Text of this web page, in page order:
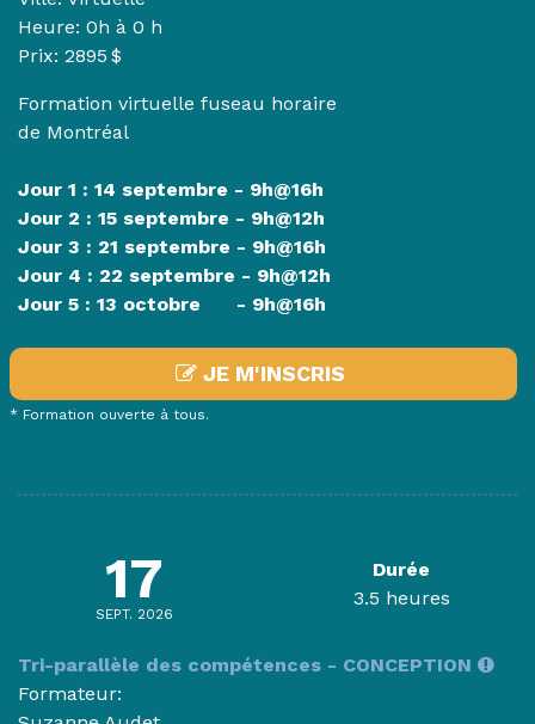
Heure: 0h à 0 h
Prix: 2895 $
Formation virtuelle fuseau horaire
de Montréal
Jour 1 : 14 septembre - 9h@16h
Jour 2 : 15 septembre - 9h@12h
Jour 3 : 21 septembre - 9h@16h
Jour 4 : 22 septembre - 9h@12h
Jour 5 : 13 octobre - 9h@16h
JE M'INSCRIS
* Formation ouverte à tous.
17
SEPT. 2026
Durée
3.5 heures
Tri-parallèle des compétences - CONCEPTION
Formateur: